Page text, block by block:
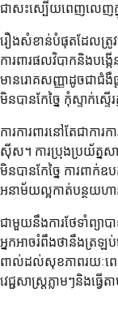
ជាសះស្បើយពេញលេញក្
រឿងសំខាន់បំផុតដែលត្រូវ
ការពារផលវិបាកនិងបង្
មានរោគសញ្ញាដូចជាជំ
មិនបានកែច្នៃ កុំស្ទាក់ស្ទ
ការការពារនៅតែជាក
ស៊ីស។ ការប្រុងប្រយ័ត្ន
មិនបានកែច្នៃ ការពាក់ឧ
អនាម័យល្អកាត់បន្ថយហា
ជាមួយនឹងការថែទាំព្យា
អ្នកអាចរំពឹងថានឹងត្រឡ
ពាល់ដល់សុខភាពរយៈពេល
វេជ្ជសាស្ត្រភ្លាមៗនិងធ្